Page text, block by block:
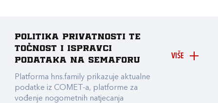
VIŠE
Politika privatnosti te
točnost i ispravci
podataka na Semaforu
Platforma hns.family prikazuje aktualne
podatke iz COMET-a, platforme za
vođenje nogometnih natjecanja